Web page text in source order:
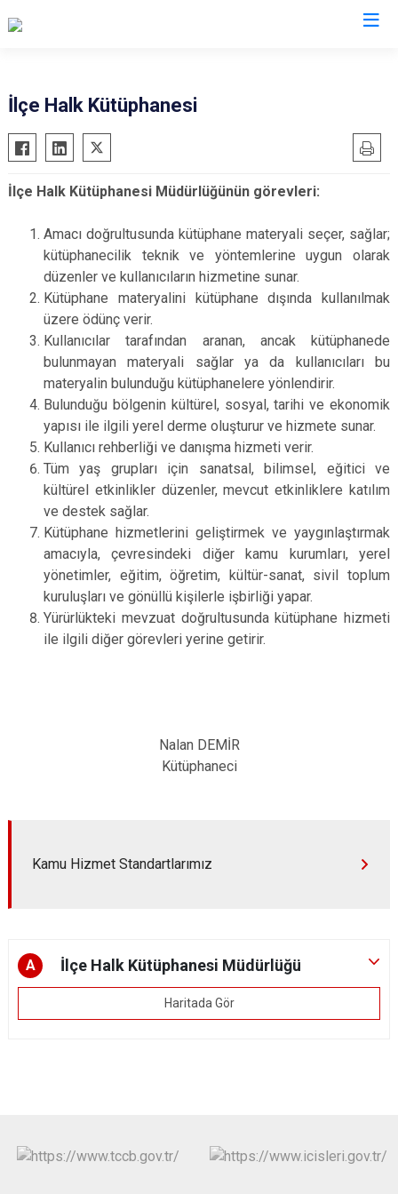
Ayvacık
Bayramiç
Biga
Eceabat
Gökçeada
Yenice
İlçe Halk Kütüphanesi
İlçe Halk Kütüphanesi Müdürlüğünün görevleri:
Amacı doğrultusunda kütüphane materyali seçer, sağlar;
kütüphanecilik teknik ve yöntemlerine uygun olarak
düzenler ve kullanıcıların hizmetine sunar.
Kütüphane materyalini kütüphane dışında kullanılmak
üzere ödünç verir.
Kullanıcılar tarafından aranan, ancak kütüphanede
bulunmayan materyali sağlar ya da kullanıcıları bu
materyalin bulunduğu kütüphanelere yönlendirir.
Bulunduğu bölgenin kültürel, sosyal, tarihi ve ekonomik
yapısı ile ilgili yerel derme oluşturur ve hizmete sunar.
Kullanıcı rehberliği ve danışma hizmeti verir.
Tüm yaş grupları için sanatsal, bilimsel, eğitici ve
kültürel etkinlikler düzenler, mevcut etkinliklere katılım
ve destek sağlar.
Kütüphane hizmetlerini geliştirmek ve yaygınlaştırmak
amacıyla, çevresindeki diğer kamu kurumları, yerel
yönetimler, eğitim, öğretim, kültür-sanat, sivil toplum
kuruluşları ve gönüllü kişilerle işbirliği yapar.
Yürürlükteki mevzuat doğrultusunda kütüphane hizmeti
ile ilgili diğer görevleri yerine getirir.
Nalan DEMİR
Kütüphaneci
Kamu Hizmet Standartlarımız
A İlçe Halk Kütüphanesi Müdürlüğü
Haritada Gör